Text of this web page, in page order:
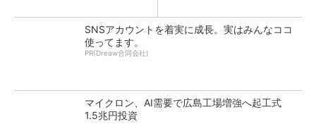
SNSアカウントを着実に成長。実はみんなココ
使ってます。
PR(Dreaw合同会社)
マイクロン、AI需要で広島工場増強へ起工式
1.5兆円投資